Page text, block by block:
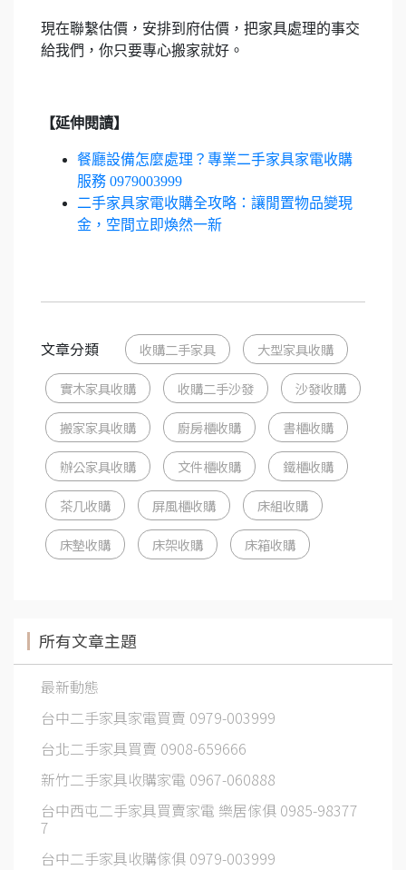
現在聯繫估價，安排到府估價，把家具處理的事交
給我們，你只要專心搬家就好。
【延伸閱讀】
餐廳設備怎麼處理？專業二手家具家電收購
服務 0979003999
二手家具家電收購全攻略：讓閒置物品變現
金，空間立即煥然一新
文章分類 收購二手家具 大型家具收購
實木家具收購 收購二手沙發 沙發收購
搬家家具收購 廚房櫃收購 書櫃收購
辦公家具收購 文件櫃收購 鐵櫃收購
茶几收購 屏風櫃收購 床組收購
床墊收購 床架收購 床箱收購
所有文章主題
最新動態
台中二手家具家電買賣 0979-003999
台北二手家具買賣 0908-659666
新竹二手家具收購家電 0967-060888
台中西屯二手家具買賣家電 樂居傢俱 0985-98377
7
台中二手家具收購傢俱 0979-003999